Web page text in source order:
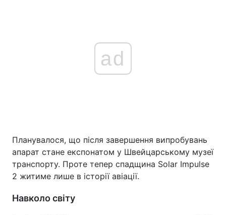
ad
Планувалося, що після завершення випробувань
апарат стане експонатом у Швейцарському музеї
транспорту. Проте тепер спадщина Solar Impulse
2 житиме лише в історії авіації.
Навколо світу